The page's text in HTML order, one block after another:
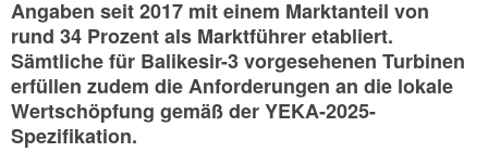
Angaben seit 2017 mit einem Marktanteil von
rund 34 Prozent als Marktführer etabliert.
Sämtliche für Balikesir-3 vorgesehenen Turbinen
erfüllen zudem die Anforderungen an die lokale
Wertschöpfung gemäß der YEKA-2025-
Spezifikation.